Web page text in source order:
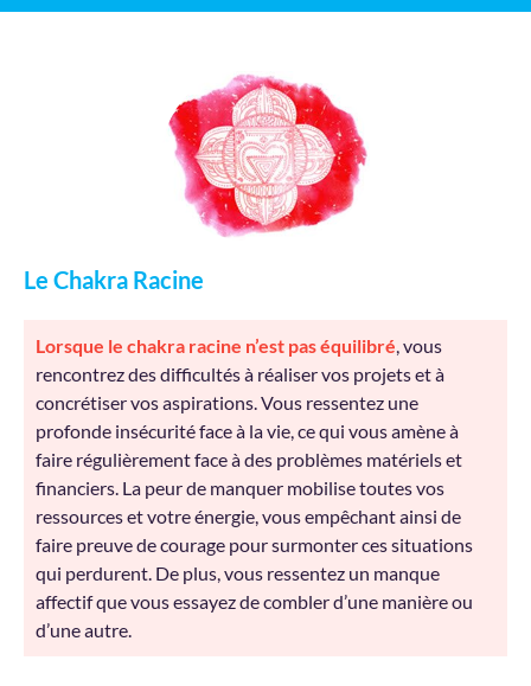
Le Chakra Racine
Lorsque le chakra racine n’est pas équilibré, vous
rencontrez des difficultés à réaliser vos projets et à
concrétiser vos aspirations. Vous ressentez une
profonde insécurité face à la vie, ce qui vous amène à
faire régulièrement face à des problèmes matériels et
financiers. La peur de manquer mobilise toutes vos
ressources et votre énergie, vous empêchant ainsi de
faire preuve de courage pour surmonter ces situations
qui perdurent. De plus, vous ressentez un manque
affectif que vous essayez de combler d’une manière ou
d’une autre.